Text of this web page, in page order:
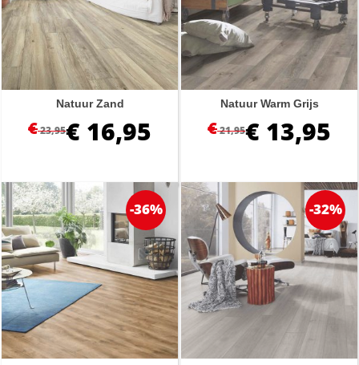
Natuur Zand
€23,95€ 16,95
Natuur Warm Grijs
€21,95€ 13,95
-36% -32%